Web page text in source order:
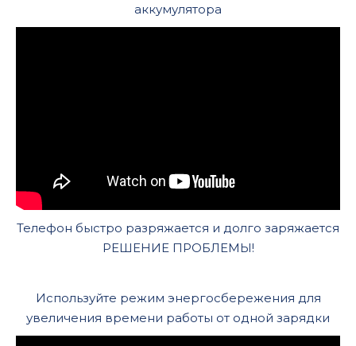
аккумулятора
Телефон быстро разряжается и долго заряжается
РЕШЕНИЕ ПРОБЛЕМЫ!
Используйте режим энергосбережения для
увеличения времени работы от одной зарядки